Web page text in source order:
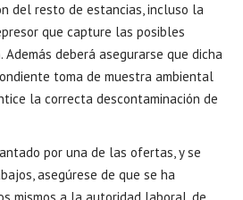
del resto de estancias, incluso la
que capture las posibles
deberá asegurarse que dicha
toma de muestra ambiental
la correcta descontaminación de
por una de las ofertas, y se
asegúrese de que se ha